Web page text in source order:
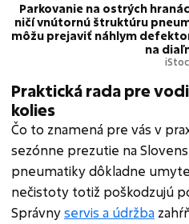
Parkovanie na ostrých
ničí vnútornú štruktúru
môžu prejaviť náhlym
na
Praktická rada pre
kolies
Čo to znamená pre vás v
sezónne prezutie na
pneumatiky dôkladne
nečistoty totiž poškodzujú
Správnyservis a údržba